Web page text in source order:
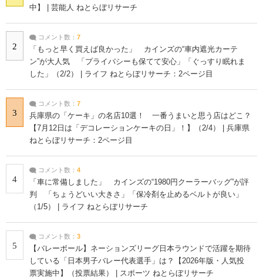
中】 | 芸能人 ねとらぼリサーチ
2
コメント数： 7
「もっと早く買えば良かった」 カインズの“車内遮光カーテ
ン”が大人気 「プライバシーも保てて安心」「ぐっすり眠れま
した」（2/2） | ライフ ねとらぼリサーチ：2ページ目
3
コメント数： 7
兵庫県の「ケーキ」の名店10選！ 一番うまいと思う店はどこ？
【7月12日は「デコレーションケーキの日」！】（2/4） | 兵庫県
ねとらぼリサーチ：2ページ目
4
コメント数： 4
「車に常備しました」 カインズの“1980円クーラーバッグ”が評
判 「ちょうどいい大きさ」「保冷剤を止めるベルトが良い」
（1/5） | ライフ ねとらぼリサーチ
5
コメント数： 3
【バレーボール】ネーションズリーグ日本ラウンドで活躍を期待
している「日本男子バレー代表選手」は？【2026年版・人気投
票実施中】（投票結果） | スポーツ ねとらぼリサーチ